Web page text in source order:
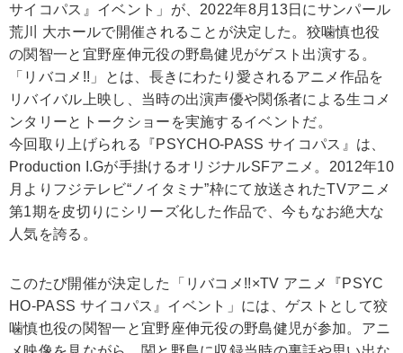
サイコパス』イベント」が、2022年8月13日にサンパール
荒川 大ホールで開催されることが決定した。狡噛慎也役
の関智一と宜野座伸元役の野島健児がゲスト出演する。
「リバコメ!!」とは、長きにわたり愛されるアニメ作品を
リバイバル上映し、当時の出演声優や関係者による生コメ
ンタリーとトークショーを実施するイベントだ。
今回取り上げられる『PSYCHO-PASS サイコパス』は、
Production I.Gが手掛けるオリジナルSFアニメ。2012年10
月よりフジテレビ“ノイタミナ”枠にて放送されたTVアニメ
第1期を皮切りにシリーズ化した作品で、今もなお絶大な
人気を誇る。
このたび開催が決定した「リバコメ!!×TV アニメ『PSYC
HO-PASS サイコパス』イベント」には、ゲストとして狡
噛慎也役の関智一と宜野座伸元役の野島健児が参加。アニ